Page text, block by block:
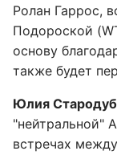
Ролан Гаррос,
Подороской
основу
также будет
Юлия
"нейтральной"
встречах